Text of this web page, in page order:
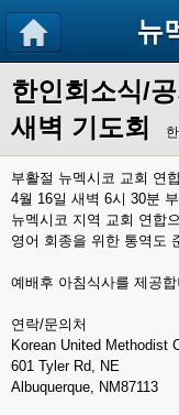
뉴
한인회소식/
새벽 기도회
부활절 뉴멕시코 교회 연
4월 16일 새벽 6시 30분
뉴멕시코 지역 교회 연합
영어 회종을 위한 통역도
예배후 아침식사를 제공
연락/문의처
Korean United Methodist
601 Tyler Rd, NE
Albuquerque, NM87113